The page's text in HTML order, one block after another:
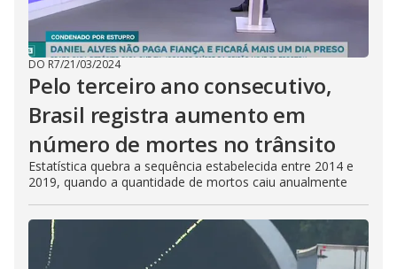
DO R7/21/03/2024
Pelo terceiro ano consecutivo,
Brasil registra aumento em
número de mortes no trânsito
Estatística quebra a sequência estabelecida entre 2014 e
2019, quando a quantidade de mortos caiu anualmente